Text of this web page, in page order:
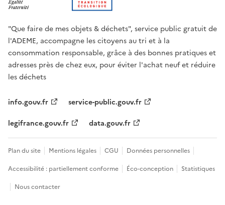
"Que faire de mes objets & déchets", service public gratuit de
l'ADEME, accompagne les citoyens au tri et à la
consommation responsable, grâce à des bonnes pratiques et
adresses près de chez eux, pour éviter l'achat neuf et réduire
les déchets
info.gouv.fr
service-public.gouv.fr
legifrance.gouv.fr
data.gouv.fr
Plan du site Mentions légales CGU
Données personnelles
Accessibilité : partiellement conforme
Éco-conception
Statistiques
Nous contacter